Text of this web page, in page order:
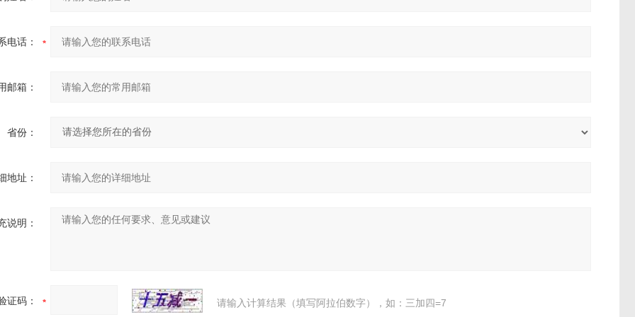
电话：
邮箱：
省份：
地址：
说明：
证码： 请输入计算结果（填写阿拉伯数字），如：三加四=7